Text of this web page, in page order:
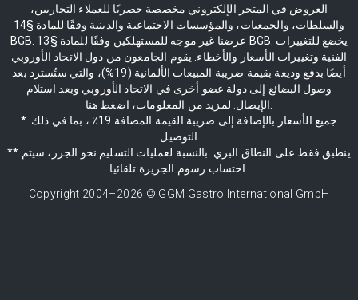
العروض في المتجر الإلكتروني مخصصة حصريًا للعملاء التجاريين،
والسلطات، والجمعيات، والمؤسسات الاجتماعية والدينية وفقًا للمادة §14
BGB. عرضنا غير موجه للمستهلكين وفقًا للمادة §13 BGB. يخضع للتغييرات
الفنية وتغييرات الأسعار والأخطاء. يقوم الجامعون من دول الاتحاد الأوروبي
أيضًا بدفع وديعة بقيمة ضريبة المبيعات الألمانية (19%)، والتي ستُسترد بعد
وصول البضائع إلى دولة عضو أخرى في الاتحاد الأوروبي وبعد استلام
* جميع الأسعار بالإضافة إلى ضريبة القيمة المضافة 19٪ ، بما في ذلك.
التوصيل
** ينطبق فقط على النطاق البري. بالنسبة لعمليات التسليم نحو الجزر، سيتم
Copyright 2004–2026 © GGM Gastro International GmbH